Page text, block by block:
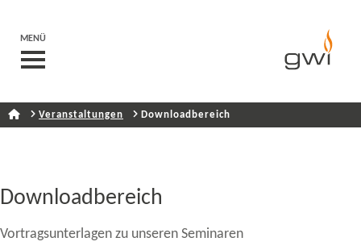
MENÜ
Veranstaltungen Downloadbereich
Downloadbereich
Vortragsunterlagen zu unseren Seminaren